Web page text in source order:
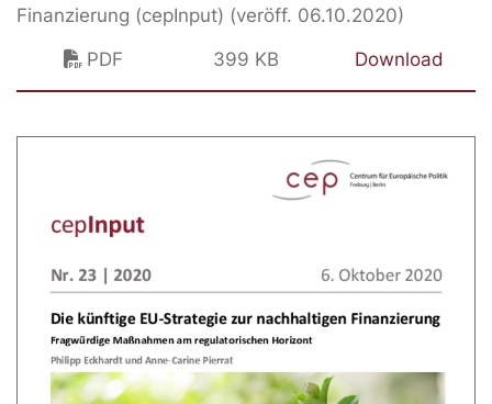
Finanzierung (cepInput) (veröff. 06.10.2020)
PDF
399 KB Download